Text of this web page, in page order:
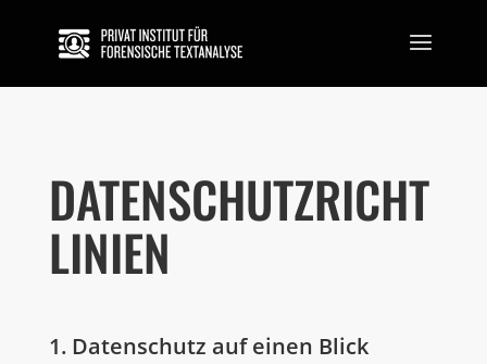
DATENSCHUTZRICHT
LINIEN
1. Datenschutz auf einen Blick